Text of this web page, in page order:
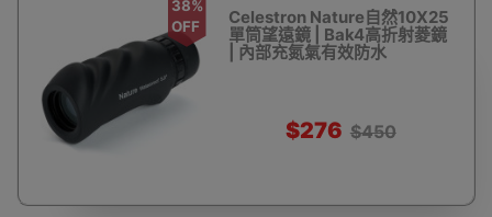
38%
OFF
Celestron Nature自然10X25
單筒望遠鏡 | Bak4高折射菱鏡
| 內部充氮氣有效防水
$276 $450